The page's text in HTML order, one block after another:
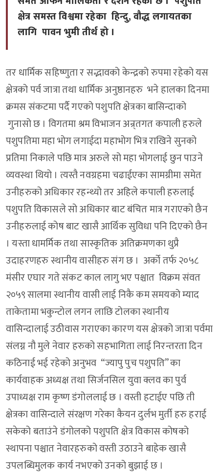
क्षेत्र समस्त विश्वमा रहेका हिन्दु, वौद्ध लगायतका
लागि पावन भुमी तीर्थ हो ।
तर धार्मिक सहिष्णुता र सद्भावको केन्द्रको रुपमा रहेको यस
क्षेत्रको पर्व जात्रा तथा धार्मिक अनुष्ठानहरु भने हालका दिनमा
क्रमस संकटमा पर्दै गएको पशुपति क्षेत्रका बासिन्दाको
गुनासो छ । विगतमा श्रम विभाजन अन्र्तगत कपाली हरुले
पशुपतिमा महा भोग लगाईदा महाभोग भित्र राखिने सुनको
प्रतिमा निकाले पछि मात्र अरुले सो महा भोगलाई छुन पाउने
व्यवस्था थियो । त्यस्तै नवग्रहमा चढाईएका सामग्रीमा समेत
उनीहरुको अधिकार रहन्थ्यो तर अहिले कपाली हरुलाई
पशुपति विकासले सो अधिकार बाट बंचित मात्र गराएको छैन
उनीहरुलाई कोष बाट खासै आर्थिक सुविधा पनि दिएको छैन
। यस्ता धामर्मिक तथा सास्कृतिक अतिक्रमणका थुप्रै
उदाहरणहरु स्थानीय वासीहरु संग छ । अर्को तर्फ २०५८
मंसीर एघार गते संकट काल लागु भए पश्चात विक्रम संवत
२०५९ सालमा स्थानीय वासी लाई निकै कम समयको म्याद
ताकेतामा भकुन्टोल लगन लाछि टोलका स्थानीय
वासिन्दालाई उठीवास गराएका कारण यस क्षेत्रको जात्रा पर्वमा
संलग्न नौ मुले नेवार हरुको सहभागिता लाई निरन्तरता दिन
कठिनाई भई रहेको अनुभव “ज्यापु पुच पशुपति” का
कार्यवाहक अध्यक्ष तथा सिर्जनसिल युवा क्लव का पुर्व
उपाध्यक्ष राम कृष्ण डंगोललाई छ । वस्ती हटाईए पछि ती
क्षेत्रका वासिन्दाले संरक्षण गरेका कैयन दुर्लभ मुर्ती हरु हराई
सकेको बताउंने डंगोलको पशुपति क्षेत्र विकास कोषको
स्थापना पश्चात नेवारहरुको वस्ती उठाउने बाहेक खासै
उपलब्धिमुलक कार्य नभएको उनको बुझाई छ ।